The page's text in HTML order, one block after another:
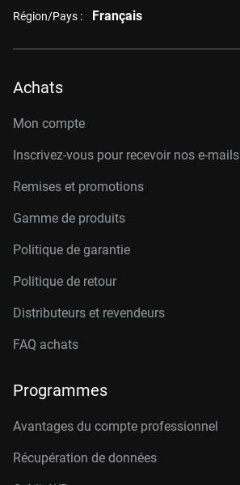
Région/Pays : Français
Achats
Mon compte
Inscrivez-vous pour recevoir nos e-mails
Remises et promotions
Gamme de produits
Politique de garantie
Politique de retour
Distributeurs et revendeurs
FAQ achats
Programmes
Avantages du compte professionnel
Récupération de données